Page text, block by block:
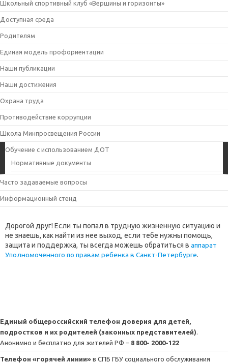
Школьный спортивный клуб «Вершины и горизонты»
Доступная среда
Родителям
Единая модель профориентации
Наши публикации
Наши достижения
Охрана труда
Противодействие коррупции
Школа Минпросвещения России
Обучение с использованием ДОТ
Нормативные документы
Часто задаваемые вопросы
Информационный стенд
Дорогой друг! Если ты попал в трудную жизненную ситуацию и
не знаешь, как найти из нее выход, если тебе нужны помощь,
защита и поддержка, ты всегда можешь обратиться в аппарат
Уполномоченного по правам ребенка в Санкт-Петербурге.
Единый общероссийский телефон доверия для детей,
подростков и их родителей (законных представителей).
Анонимно и бесплатно для жителей РФ – 8 800- 2000-122
Телефон «горячей линии» в СПБ ГБУ социального обслуживания